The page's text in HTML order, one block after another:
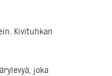
Kivituhkan
joka